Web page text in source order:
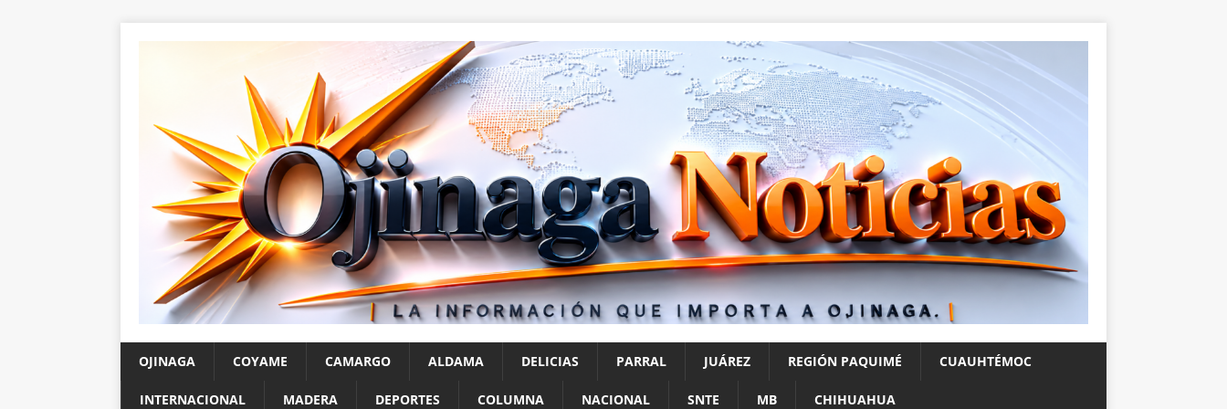
OJINAGA COYAME CAMARGO ALDAMA DELICIAS PARRAL JUÁREZ REGIÓN PAQUIMÉ CUAUHTÉMOC
INTERNACIONAL MADERA DEPORTES COLUMNA NACIONAL SNTE MB CHIHUAHUA